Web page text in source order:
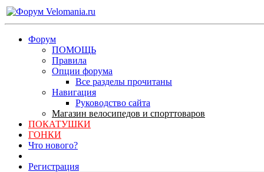
Форум
ПОМОЩЬ
Правила
Опции форума
Все разделы прочитаны
Навигация
Руководство сайта
Магазин велосипедов и спорттоваров
ПОКАТУШКИ
ГОНКИ
Что нового?
Регистрация